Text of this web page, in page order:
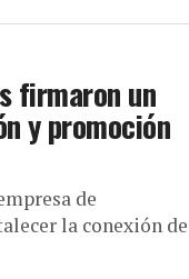
firmaron un
y promoción
de
la conexión de